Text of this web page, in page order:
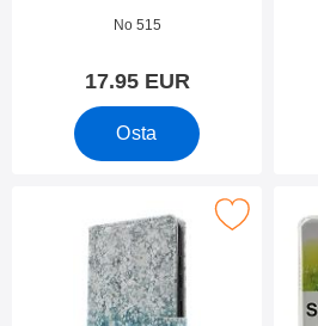
Tuote.nro 35321
No 515
17.95 EUR
Osta
kuviolompakko Samsung Galaxy
Merkitse tPU-